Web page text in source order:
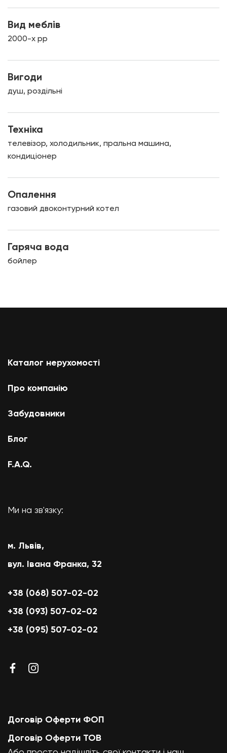
Вид меблів
2000-х рр
Вигоди
душ, роздільні
Техніка
телевізор, холодильник, пральна машина,
кондиціонер
Опалення
газовий двоконтурний котел
Гаряча вода
бойлер
Каталог нерухомості
Про компанію
Забудовники
Блог
F.A.Q.
Ми на зв'язку:
м. Львів,
вул. Івана Франка, 32
+38 (068) 507-02-02
+38 (093) 507-02-02
+38 (095) 507-02-02
Договір Оферти ФОП
Договір Оферти ТОВ